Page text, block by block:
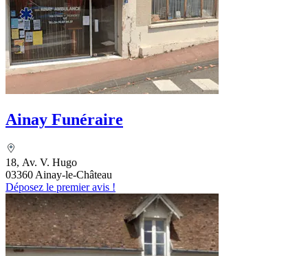
Ainay Funéraire
18, Av. V. Hugo
03360 Ainay-le-Château
Déposez le premier avis !